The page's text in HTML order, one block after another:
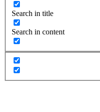
Search in title
Search in content